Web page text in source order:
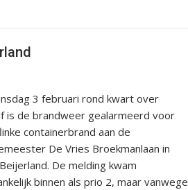
3 februari rond kwart over
is de brandweer gealarmeerd voor
containerbrand aan de
De Vries Broekmanlaan in
De melding kwam
binnen als prio 2, maar vanwege